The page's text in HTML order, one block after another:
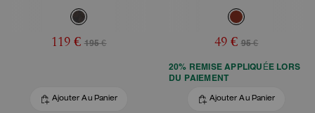
119 € 195 €
Ajouter Au Panier
49 € 95 €
20% REMISE APPLIQUÉE LORS
DU PAIEMENT
Ajouter Au Panier